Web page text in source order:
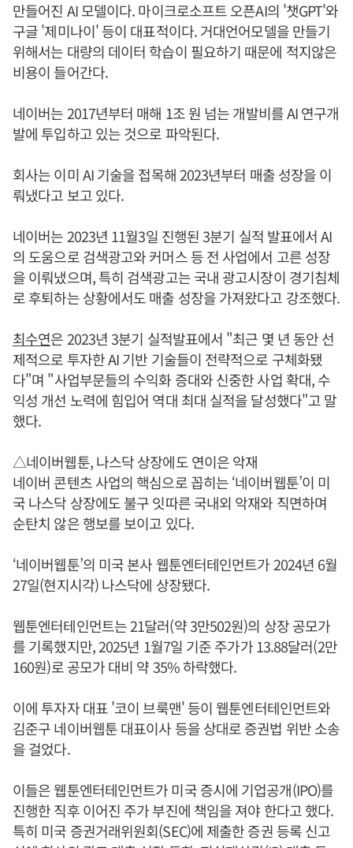
만들어진 AI 모델이다. 마이크로소프트 오픈AI의 '챗GPT'와
구글 '제미나이' 등이 대표적이다. 거대언어모델을 만들기
위해서는 대량의 데이터 학습이 필요하기 때문에 적지않은
비용이 들어간다.
네이버는 2017년부터 매해 1조 원 넘는 개발비를 AI 연구개
발에 투입하고 있는 것으로 파악된다.
회사는 이미 AI 기술을 접목해 2023년부터 매출 성장을 이
뤄냈다고 보고 있다.
네이버는 2023년 11월3일 진행된 3분기 실적 발표에서 AI
의 도움으로 검색광고와 커머스 등 전 사업에서 고른 성장
을 이뤄냈으며, 특히 검색광고는 국내 광고시장이 경기침체
로 후퇴하는 상황에서도 매출 성장을 가져왔다고 강조했다.
최수연은 2023년 3분기 실적발표에서 "최근 몇 년 동안 선
제적으로 투자한 AI 기반 기술들이 전략적으로 구체화됐
다"며 "사업부문들의 수익화 증대와 신중한 사업 확대, 수
익성 개선 노력에 힘입어 역대 최대 실적을 달성했다"고 말
했다.
△네이버웹툰, 나스닥 상장에도 연이은 악재
네이버 콘텐츠 사업의 핵심으로 꼽히는 ‘네이버웹툰’이 미
국 나스닥 상장에도 불구 잇따른 국내외 악재와 직면하며
순탄치 않은 행보를 보이고 있다.
‘네이버웹툰’의 미국 본사 웹툰엔터테인먼트가 2024년 6월
27일(현지시각) 나스닥에 상장됐다.
웹툰엔터테인먼트는 21달러(약 3만502원)의 상장 공모가
를 기록했지만, 2025년 1월7일 기준 주가가 13.88달러(2만
160원)로 공모가 대비 약 35% 하락했다.
이에 투자자 대표 '코이 브룩맨' 등이 웹툰엔터테인먼트와
김준구 네이버웹툰 대표이사 등을 상대로 증권법 위반 소송
을 걸었다.
이들은 웹툰엔터테인먼트가 미국 증시에 기업공개(IPO)를
진행한 직후 이어진 주가 부진에 책임을 져야 한다고 했다.
특히 미국 증권거래위원회(SEC)에 제출한 증권 등록 신고